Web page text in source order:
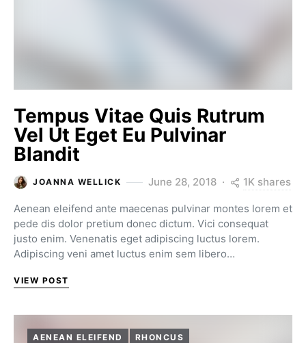
Tempus Vitae Quis Rutrum
Vel Ut Eget Eu Pulvinar
Blandit
JOANNA WELLICK June 28, 2018 1K shares
Aenean eleifend ante maecenas pulvinar montes lorem et
pede dis dolor pretium donec dictum. Vici consequat
justo enim. Venenatis eget adipiscing luctus lorem.
Adipiscing veni amet luctus enim sem libero…
VIEW POST
AENEAN ELEIFEND RHONCUS